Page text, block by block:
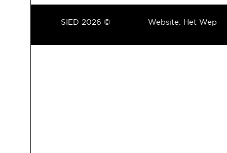
Website: Het Wep
SIED 2026 ©